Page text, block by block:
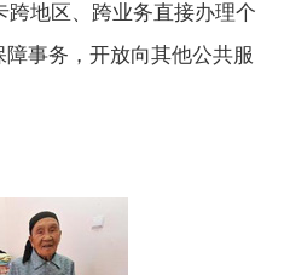
跨地区、跨业务直接办理个
事务，开放向其他公共服